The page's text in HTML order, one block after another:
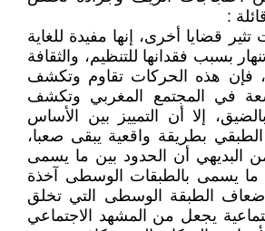
:
قضايا أخرى، إنها مفيدة للغاية
بسبب فقدانها للتنظيم، والثقافة
فإن هذه الحركات تقاوم وتكشف
في المجتمع المغربي وتكشف
إلا أن التمييز بين الأساس
الطبقي بطريقة واقعية يبقى صعبا،
البديهي أن الحدود بين ما يسمى
ما يسمى بالطبقات الوسطى آخذة
الطبقة الوسطى التي تخلق
يجعل من المشهد الاجتماعي